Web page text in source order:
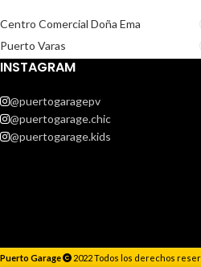
Centro Comercial Doña Ema
Puerto Varas
INSTAGRAM
@puertogaragepv
@puertogarage.chic
@puertogarage.kids
Puerto Garage 2022 Todos los derechos